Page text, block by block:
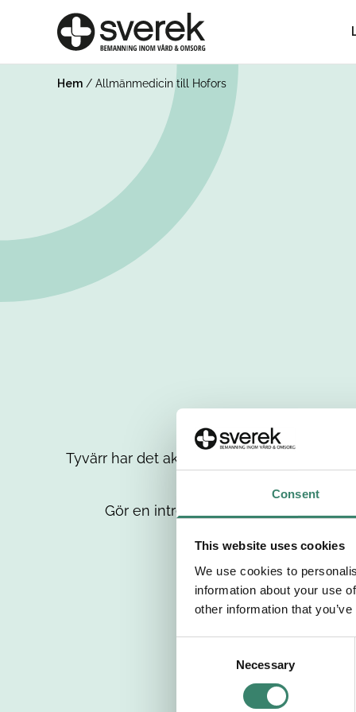
Consent
This website uses cookies
We use cookies to
information about your use
other information that
Necessary
Hem / Allmänmedicin till Hofors
Tyvärr har det aktuella jobbet tagits bort
Gör en intresseanmälan så